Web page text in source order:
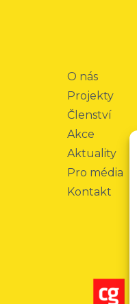
O nás
Projekty
Členství
Akce
Aktuality
Pro média
Kontakt